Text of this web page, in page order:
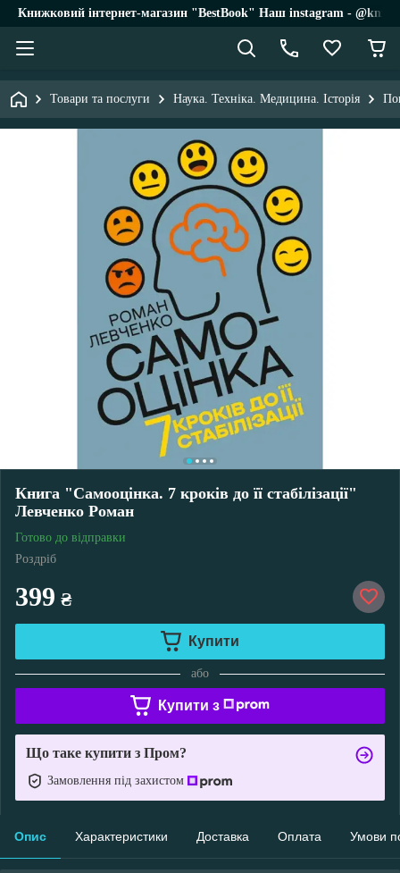
Книжковий інтернет-магазин "BestBook" Наш instagram -
Товари та послуги Наука. Техніка. Медицина. Історія
Книга "Самооцінка. 7 кроків до її стабілізації"
Левченко Роман
Готово до відправки
Роздріб
399 ₴
Купити
або
Купити з
Що таке купити з Пром?
Замовлення під захистом
Опис Характеристики Доставка Оплата Умови